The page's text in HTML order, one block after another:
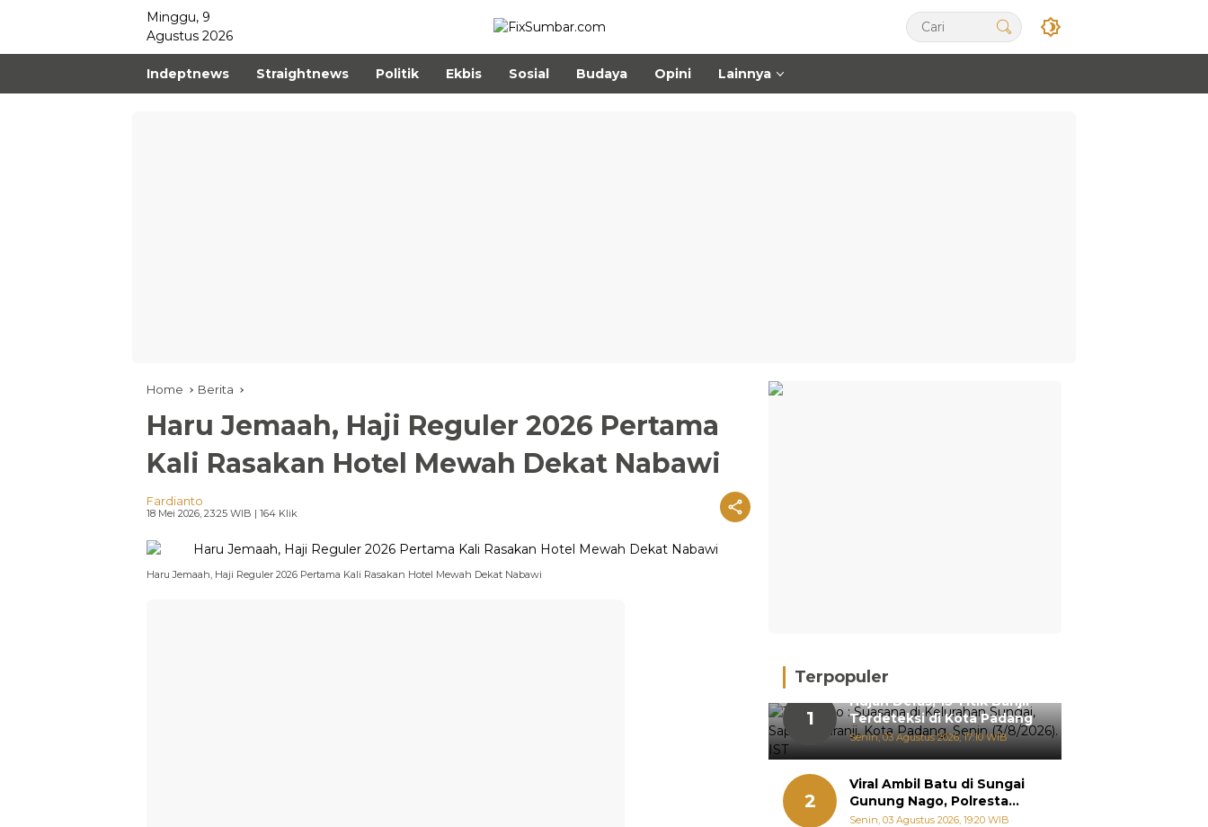
Minggu, 9
Agustus 2026
Indeptnews Straightnews Politik Ekbis Sosial Budaya Opini Lainnya
Home Berita
Haru Jemaah, Haji Reguler 2026 Pertama
Kali Rasakan Hotel Mewah Dekat Nabawi
Fardianto
18 Mei 2026, 23:25 WIB | 164 Klik
Haru Jemaah, Haji Reguler 2026 Pertama Kali Rasakan Hotel Mewah Dekat Nabawi
Terpopuler
1
Hujan Deras, 15 Titik Banjir
Terdeteksi di Kota Padang
Senin, 03 Agustus 2026, 17:10 WIB
2
Viral Ambil Batu di Sungai
Gunung Nago, Polresta
Padang Ungkap Fakta
Senin, 03 Agustus 2026, 19:20 WIB